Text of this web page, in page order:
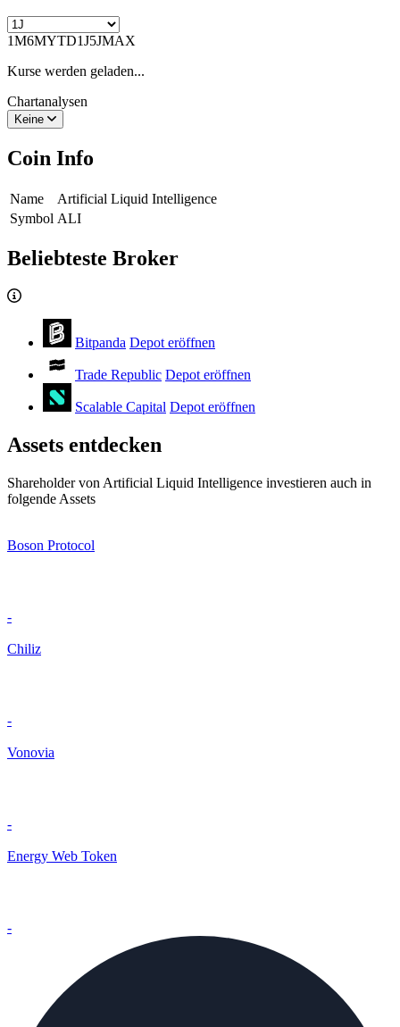
1M6MYTD1J5JMAX
Kurse werden geladen...
Chartanalysen
Keine
Coin Info
Name
Artificial Liquid Intelligence
Symbol ALI
Beliebteste Broker
Bitpanda Depot eröffnen
Trade Republic Depot eröffnen
Scalable Capital Depot eröffnen
Assets entdecken
Shareholder von Artificial Liquid Intelligence investieren auch in
folgende Assets
Boson Protocol
-
Chiliz
-
Vonovia
-
Energy Web Token
-